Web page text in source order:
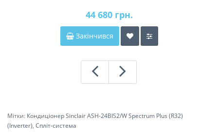
44 680 грн.
Закінчився
Мітки: Кондиціонер Sinclair ASH-24BIS2/W Spectrum Plus (R32)
(Inverter), Спліт-система